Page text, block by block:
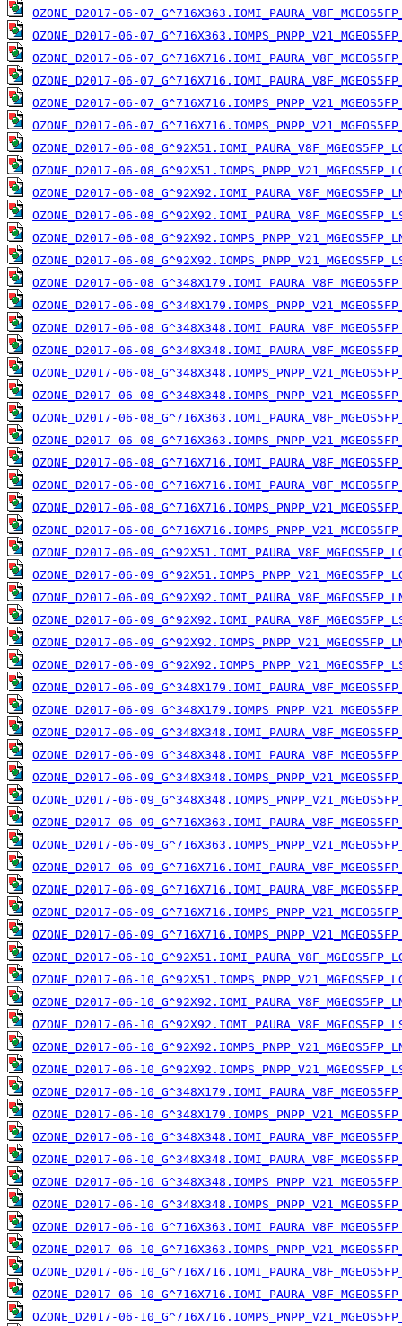
OZONE_D2017-06-
OZONE_D2017-06-
OZONE_D2017-06-
OZONE_D2017-06-
OZONE_D2017-06-
OZONE_D2017-06-
OZONE_D2017-06-
OZONE_D2017-06-
OZONE_D2017-06-
OZONE_D2017-06-
OZONE_D2017-06-
OZONE_D2017-06-
OZONE_D2017-06-
OZONE_D2017-06-
OZONE_D2017-06-
OZONE_D2017-06-
OZONE_D2017-06-
OZONE_D2017-06-
OZONE_D2017-06-
OZONE_D2017-06-
OZONE_D2017-06-
OZONE_D2017-06-
OZONE_D2017-06-
OZONE_D2017-06-
OZONE_D2017-06-
OZONE_D2017-06-
OZONE_D2017-06-
OZONE_D2017-06-
OZONE_D2017-06-
OZONE_D2017-06-
OZONE_D2017-06-
OZONE_D2017-06-
OZONE_D2017-06-
OZONE_D2017-06-
OZONE_D2017-06-
OZONE_D2017-06-
OZONE_D2017-06-
OZONE_D2017-06-
OZONE_D2017-06-
OZONE_D2017-06-
OZONE_D2017-06-
OZONE_D2017-06-
OZONE_D2017-06-
OZONE_D2017-06-
OZONE_D2017-06-
OZONE_D2017-06-
OZONE_D2017-06-
OZONE_D2017-06-
OZONE_D2017-06-
OZONE_D2017-06-
OZONE_D2017-06-
OZONE_D2017-06-
OZONE_D2017-06-
OZONE_D2017-06-
OZONE_D2017-06-
OZONE_D2017-06-
OZONE_D2017-06-
OZONE_D2017-06-
OZONE_D2017-06-